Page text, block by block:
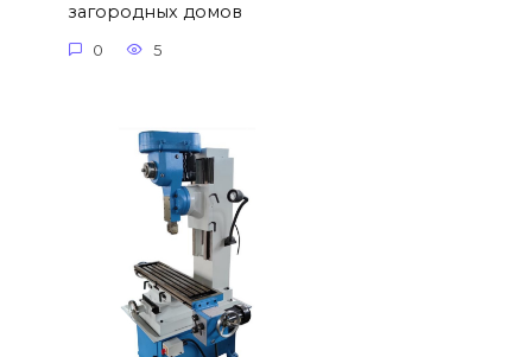
загородных домов
0 5